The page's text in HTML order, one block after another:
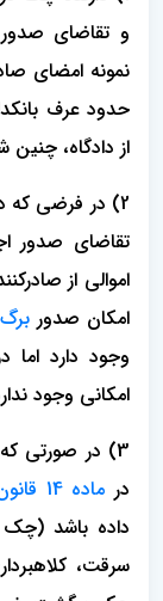
و تقاضای صدور
نمونه امضای
حدود عرف
از دادگاه،
2) در فرضی
تقاضای صدور
اموالی از
امکان صدور
وجود دارد اما
امکانی وجود
3) در صورتی
در ماده 14 قانون صدور چک
داده باشد (چک
سرقت،